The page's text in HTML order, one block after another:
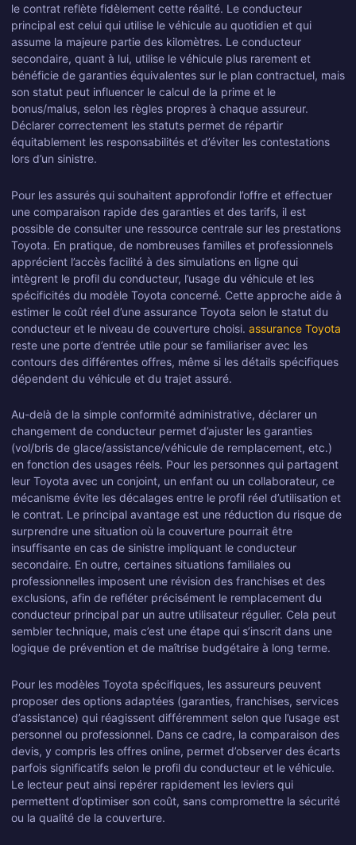
le contrat reflète fidèlement cette réalité. Le conducteur
principal est celui qui utilise le véhicule au quotidien et qui
assume la majeure partie des kilomètres. Le conducteur
secondaire, quant à lui, utilise le véhicule plus rarement et
bénéficie de garanties équivalentes sur le plan contractuel, mais
son statut peut influencer le calcul de la prime et le
bonus/malus, selon les règles propres à chaque assureur.
Déclarer correctement les statuts permet de répartir
équitablement les responsabilités et d’éviter les contestations
lors d’un sinistre.
Pour les assurés qui souhaitent approfondir l’offre et effectuer
une comparaison rapide des garanties et des tarifs, il est
possible de consulter une ressource centrale sur les prestations
Toyota. En pratique, de nombreuses familles et professionnels
apprécient l’accès facilité à des simulations en ligne qui
intègrent le profil du conducteur, l’usage du véhicule et les
spécificités du modèle Toyota concerné. Cette approche aide à
estimer le coût réel d’une assurance Toyota selon le statut du
conducteur et le niveau de couverture choisi. assurance Toyota
reste une porte d’entrée utile pour se familiariser avec les
contours des différentes offres, même si les détails spécifiques
dépendent du véhicule et du trajet assuré.
Au-delà de la simple conformité administrative, déclarer un
changement de conducteur permet d’ajuster les garanties
(vol/bris de glace/assistance/véhicule de remplacement, etc.)
en fonction des usages réels. Pour les personnes qui partagent
leur Toyota avec un conjoint, un enfant ou un collaborateur, ce
mécanisme évite les décalages entre le profil réel d’utilisation et
le contrat. Le principal avantage est une réduction du risque de
surprendre une situation où la couverture pourrait être
insuffisante en cas de sinistre impliquant le conducteur
secondaire. En outre, certaines situations familiales ou
professionnelles imposent une révision des franchises et des
exclusions, afin de refléter précisément le remplacement du
conducteur principal par un autre utilisateur régulier. Cela peut
sembler technique, mais c’est une étape qui s’inscrit dans une
logique de prévention et de maîtrise budgétaire à long terme.
Pour les modèles Toyota spécifiques, les assureurs peuvent
proposer des options adaptées (garanties, franchises, services
d’assistance) qui réagissent différemment selon que l’usage est
personnel ou professionnel. Dans ce cadre, la comparaison des
devis, y compris les offres online, permet d’observer des écarts
parfois significatifs selon le profil du conducteur et le véhicule.
Le lecteur peut ainsi repérer rapidement les leviers qui
permettent d’optimiser son coût, sans compromettre la sécurité
ou la qualité de la couverture.